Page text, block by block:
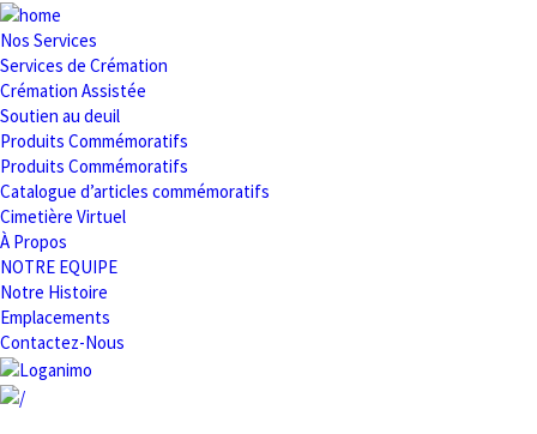
Nos Services
Services de Crémation
Crémation Assistée
Soutien au deuil
Produits Commémoratifs
Produits Commémoratifs
Catalogue d’articles commémoratifs
Cimetière Virtuel
À Propos
NOTRE EQUIPE
Notre Histoire
Emplacements
Contactez-Nous